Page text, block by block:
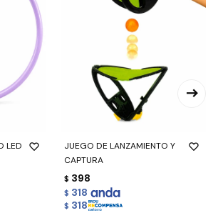
LED
JUEGO DE LANZAMIENTO Y
CAPTURA
$ 398
$ 318
$ 318